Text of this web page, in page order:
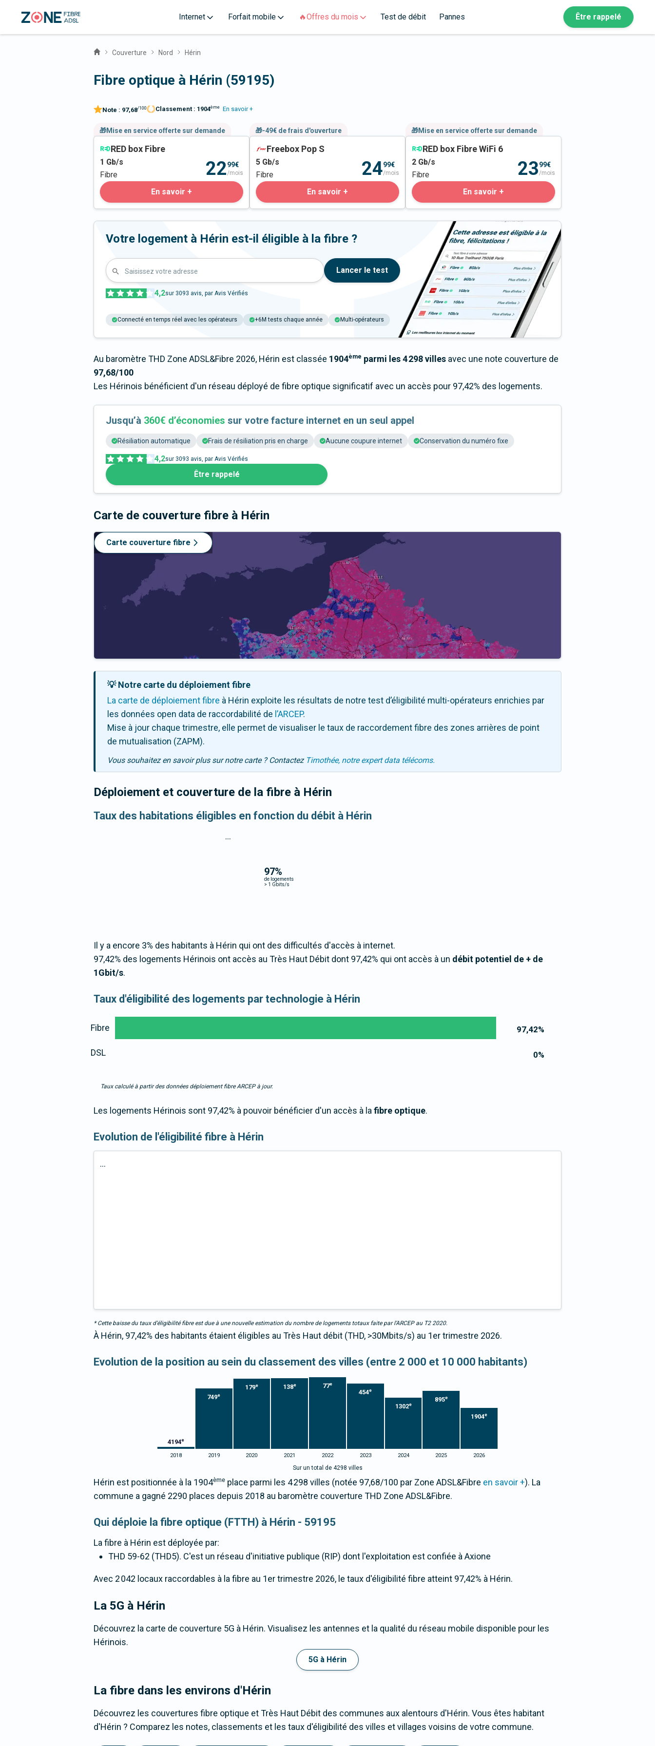
Internet Forfait mobile 🔥Offres du mois Test de débit Pannes Être rappelé
Couverture Nord Hérin
Fibre optique à Hérin (59195)
Note : 97,68/100 Classement : 1904ème En savoir +
🎁Mise en service offerte sur demande
RED box Fibre
1 Gb/s
Fibre
2299€
/mois
En savoir +
🎁-49€ de frais d'ouverture
Freebox Pop S
5 Gb/s
Fibre
2499€
/mois
En savoir +
🎁Mise en service offerte sur demande
RED box Fibre WiFi 6
2 Gb/s
Fibre
2399€
/mois
En savoir +
Votre logement à Hérin est-il éligible à la fibre ?
Saisissez votre adresse Lancer le test
4,2sur 3093 avis, par Avis Vérifiés
Connecté en temps réel avec les opérateurs +6M tests chaque année Multi-opérateurs
Au baromètre THD Zone ADSL&Fibre 2026, Hérin est classée 1904ème parmi les 4 298 villes avec une note couverture de
97,68/100
Les Hérinois bénéficient d'un réseau déployé de fibre optique significatif avec un accès pour 97,42% des logements.
Jusqu’à 360€ d’économies sur votre facture internet en un seul appel
Résiliation automatique Frais de résiliation pris en charge Aucune coupure internet Conservation du numéro fixe
4,2sur 3093 avis, par Avis Vérifiés
Être rappelé
Carte de couverture fibre à Hérin
Carte couverture fibre
💡 Notre carte du déploiement fibre
La carte de déploiement fibre à Hérin exploite les résultats de notre test d’éligibilité multi-opérateurs enrichies par
les données open data de raccordabilité de l’ARCEP.
Mise à jour chaque trimestre, elle permet de visualiser le taux de raccordement fibre des zones arrières de point
de mutualisation (ZAPM).
Vous souhaitez en savoir plus sur notre carte ? Contactez Timothée, notre expert data télécoms.
Déploiement et couverture de la fibre à Hérin
Taux des habitations éligibles en fonction du débit à Hérin
97%
de logements
> 1 Gbits/s
...
Il y a encore 3% des habitants à Hérin qui ont des difficultés d'accès à internet.
97,42% des logements Hérinois ont accès au Très Haut Débit dont 97,42% qui ont accès à un débit potentiel de + de
1Gbit/s.
Taux d'éligibilité des logements par technologie à Hérin
97,42%
0%
Fibre
DSL
Taux calculé à partir des données déploiement fibre ARCEP à jour.
Les logements Hérinois sont 97,42% à pouvoir bénéficier d'un accès à lafibre optique.
Evolution de l'éligibilité fibre à Hérin
...
* Cette baisse du taux d’éligibilité fibre est due à une nouvelle estimation du nombre de logements totaux faite par l’ARCEP au T2 2020.
À Hérin, 97,42% des habitants étaient éligibles au Très Haut débit (THD, >30Mbits/s) au 1er trimestre 2026.
Evolution de la position au sein du classement des villes (entre 2 000 et 10 000 habitants)
4194e
749e
179e 138e 77e
454e
1302e
895e
1904e
2018 2019 2020 2021 2022 2023 2024 2025 2026
Sur un total de 4298 villes
Hérin est positionnée à la 1904ème place parmi les 4 298 villes (notée 97,68/100 par Zone ADSL&Fibre en savoir +). La
commune a gagné 2290 places depuis 2018 au baromètre couverture THD Zone ADSL&Fibre.
Qui déploie la fibre optique (FTTH) à Hérin - 59195
La fibre à Hérin est déployée par:
THD 59-62 (THD5). C'est un réseau d'initiative publique (RIP) dont l'exploitation est confiée à Axione
Avec 2 042 locaux raccordables à la fibre au 1er trimestre 2026, le taux d'éligibilité fibre atteint 97,42% à Hérin.
La 5G à Hérin
Découvrez la carte de couverture 5G à Hérin. Visualisez les antennes et la qualité du réseau mobile disponible pour les
Hérinois.
5G à Hérin
La fibre dans les environs d'Hérin
Découvrez les couvertures fibre optique et Très Haut Débit des communes aux alentours d'Hérin. Vous êtes habitant
d'Hérin ? Comparez les notes, classements et les taux d'éligibilité des villes et villages voisins de votre commune.